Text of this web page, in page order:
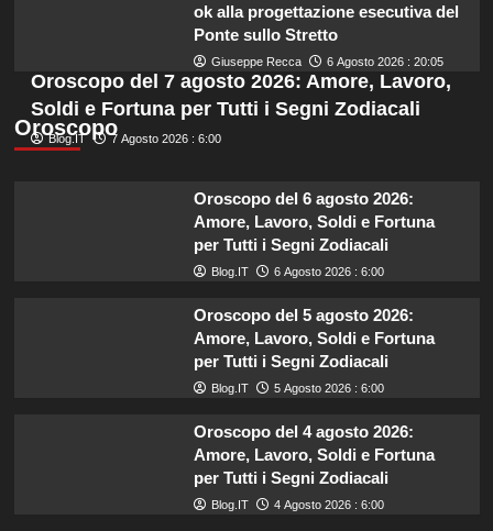
ok alla progettazione esecutiva del
Ponte sullo Stretto
Giuseppe Recca 6 Agosto 2026 : 20:05
Oroscopo
Oroscopo del 7 agosto 2026: Amore, Lavoro,
Soldi e Fortuna per Tutti i Segni Zodiacali
Blog.IT 7 Agosto 2026 : 6:00
Oroscopo del 6 agosto 2026:
Amore, Lavoro, Soldi e Fortuna
per Tutti i Segni Zodiacali
Blog.IT 6 Agosto 2026 : 6:00
Oroscopo del 5 agosto 2026:
Amore, Lavoro, Soldi e Fortuna
per Tutti i Segni Zodiacali
Blog.IT 5 Agosto 2026 : 6:00
Oroscopo del 4 agosto 2026:
Amore, Lavoro, Soldi e Fortuna
per Tutti i Segni Zodiacali
Blog.IT 4 Agosto 2026 : 6:00